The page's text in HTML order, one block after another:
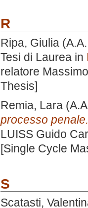
R
Ripa, Giulia
Tesi di Laurea in
relatore
Thesis]
Remia, Lara
processo penale.
LUISS Guido
[Single Cycle
S
Scatasti,